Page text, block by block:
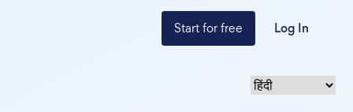
Start for free Log In